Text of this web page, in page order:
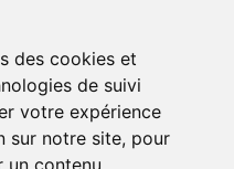
des cookies et
de suivi
votre expérience
sur notre site, pour
un contenu